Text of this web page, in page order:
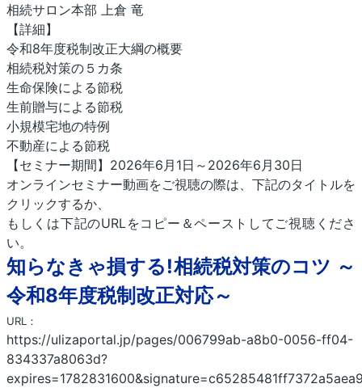
相続サロン本部 上倉 竜
【詳細】
令和8年度税制改正大綱の概要
相続税対策の５カ条
生命保険による節税
生前贈与による節税
小規模宅地の特例
不動産による節税
【セミナー期間】2026年6月1日～2026年6月30日
オンラインセミナー動画をご視聴の際は、下記のタイトルを
クリックするか、
もしくは下記のURLをコピー＆ペーストしてご視聴くださ
い。
知らなきゃ損する!相続税対策のコツ ～
令和8年度税制改正対応～
URL：
https://ulizaportal.jp/pages/006799ab-a8b0-0056-ff04-
834337a8063d?